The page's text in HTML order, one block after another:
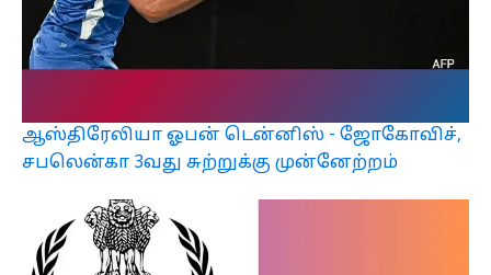
ஆஸ்திரேலியா ஓபன் டென்னிஸ் - ஜோகோவிச்,
சபலென்கா 3வது சுற்றுக்கு முன்னேற்றம்